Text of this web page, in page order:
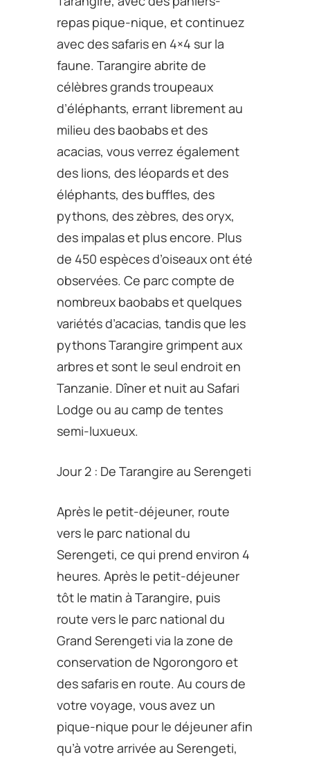
repas pique-nique, et continuez
avec des safaris en 4×4 sur la
faune. Tarangire abrite de
célèbres grands troupeaux
d’éléphants, errant librement au
milieu des baobabs et des
acacias, vous verrez également
des lions, des léopards et des
éléphants, des buffles, des
pythons, des zèbres, des oryx,
des impalas et plus encore. Plus
de 450 espèces d’oiseaux ont été
observées. Ce parc compte de
nombreux baobabs et quelques
variétés d’acacias, tandis que les
pythons Tarangire grimpent aux
arbres et sont le seul endroit en
Tanzanie. Dîner et nuit au Safari
Lodge ou au camp de tentes
semi-luxueux.
Jour 2 : De Tarangire au Serengeti
Après le petit-déjeuner, route
vers le parc national du
Serengeti, ce qui prend environ 4
heures. Après le petit-déjeuner
tôt le matin à Tarangire, puis
route vers le parc national du
Grand Serengeti via la zone de
conservation de Ngorongoro et
des safaris en route. Au cours de
votre voyage, vous avez un
pique-nique pour le déjeuner afin
qu’à votre arrivée au Serengeti,